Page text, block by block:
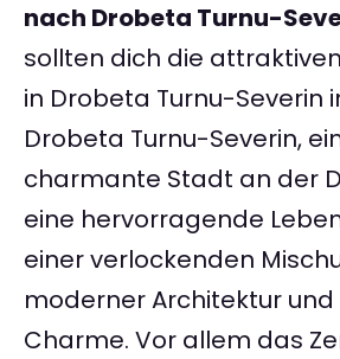
nach Drobeta Turnu-
sollten dich die
in Drobeta Turnu-Severin
Drobeta Turnu-Severin,
charmante Stadt an der
eine hervorragende
einer verlockenden
moderner Architektur
Charme. Vor allem das